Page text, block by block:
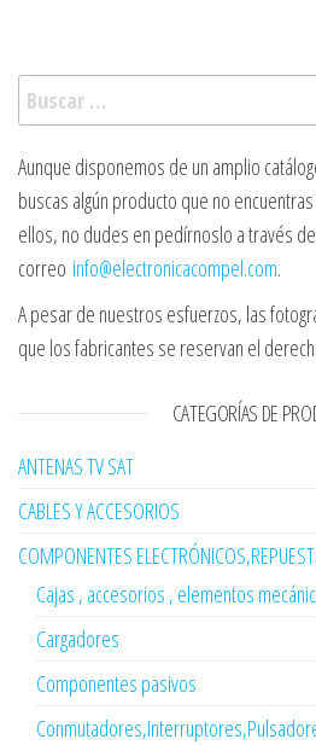
Buscar:
Aunque disponemos de un amplio
buscas algún producto que no
ellos, no dudes en pedírnoslo a través
correo info@electronicacompel.com.
A pesar de nuestros esfuerzos, las
que los fabricantes se reservan el
CATEGORÍAS DE
ANTENAS TV SAT
CABLES Y ACCESORIOS
COMPONENTES
Cajas , accesorios , elementos
Cargadores
Componentes pasivos